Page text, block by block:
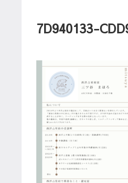
7D940133-